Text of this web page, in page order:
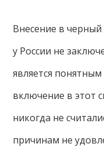
Внесение в
у России не
является
включение в этот
никогда не
причинам не